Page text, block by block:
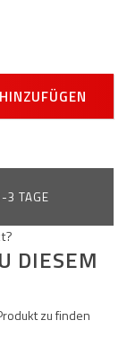
3 TAGE
DIESEM
zu finden